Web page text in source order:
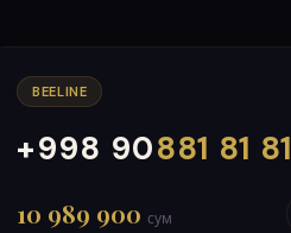
BEELINE
+998 90881 81 81
000
999
10 989 900 сум